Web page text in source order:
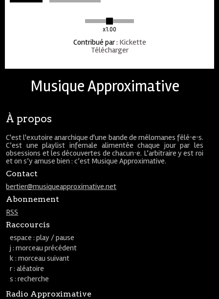
x1.00
Contribué par: Kickette
Télécharger
Musique Approximative
À propos
C'est l'exutoire anarchique d'une bande de mélomanes fêlé⋅e⋅s.
C’est une playlist infernale alimentée chaque jour par les
obsessions et les découvertes de chacun⋅e. L’arbitraire y est roi
et on s’y amuse bien : c’est Musique Approximative.
Contact
bertier@musiqueapproximative.net
Abonnement
RSS
Raccourcis
espace : play / pause
j : morceau précédent
k : morceau suivant
r : aléatoire
s : recherche
Radio Approximative